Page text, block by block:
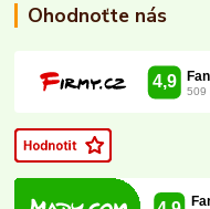
Ohodnoťte nás